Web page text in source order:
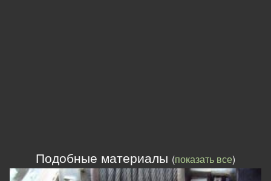
Подобные материалы (показать все)